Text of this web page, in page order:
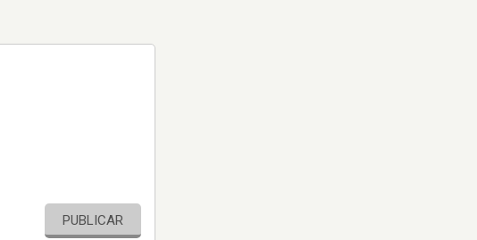
PUBLICAR